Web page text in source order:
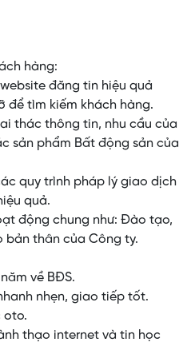
hàng:
đăng tin hiệu quả
để tìm kiếm khách hàng.
thác thông tin, nhu cầu của
sản phẩm Bất động sản của
quy trình pháp lý giao dịch
quả.
động chung như: Đào tạo,
bản thân của Công ty.
về BĐS.
nhẹn, giao tiếp tốt.
oto.
thạo internet và tin học